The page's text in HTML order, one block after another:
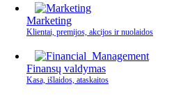
Marketing
Klientai, premijos, akcijos ir nuolaidos
Finansų valdymas
Kasa, išlaidos, ataskaitos